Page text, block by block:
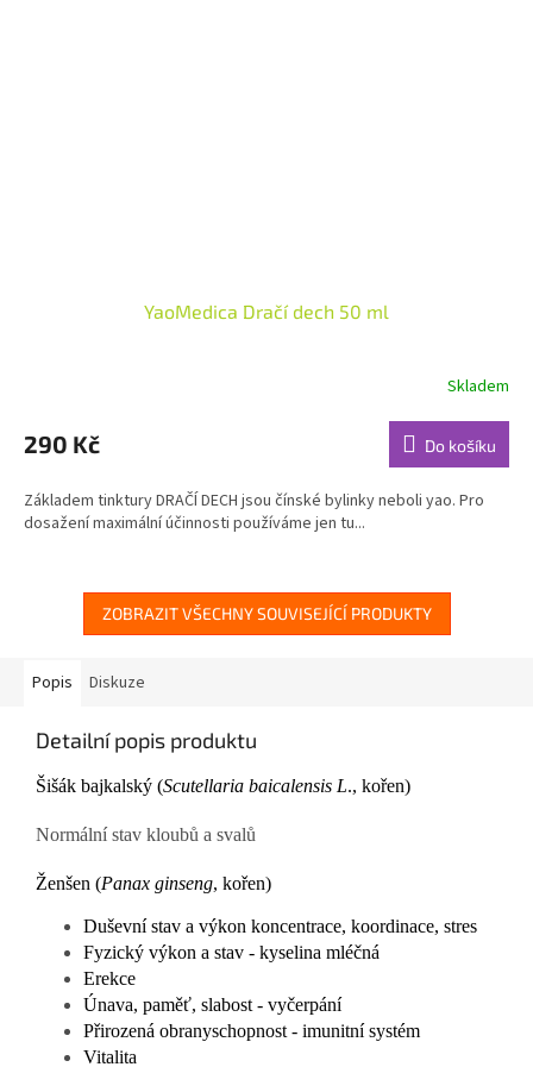
YaoMedica Dračí dech 50 ml
produktu
je
z
5
Skladem
290 Kč Do košíku
Základem tinktury DRAČÍ DECH jsou čínské bylinky neboli yao. Pro
dosažení maximální účinnosti používáme jen tu...
ZOBRAZIT VŠECHNY SOUVISEJÍCÍ PRODUKTY
Popis Diskuze
Detailní popis produktu
Šišák bajkalský (Scutellaria baicalensis L., kořen)
Normální stav kloubů a svalů
Ženšen (Panax ginseng, kořen)
Duševní stav a výkon koncentrace, koordinace, stres
Fyzický výkon a stav - kyselina mléčná
Erekce
Únava, paměť, slabost - vyčerpání
Přirozená obranyschopnost - imunitní systém
Vitalita